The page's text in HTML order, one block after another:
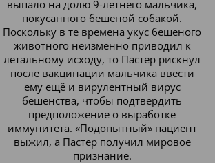
выпало на долю 9-летнего мальчика,
покусанного бешеной собакой.
Поскольку в те времена укус бешеного
животного неизменно приводил к
летальному исходу, то Пастер рискнул
после вакцинации мальчика ввести
ему ещё и вирулентный вирус
бешенства, чтобы подтвердить
предположение о выработке
иммунитета. «Подопытный» пациент
выжил, а Пастер получил мировое
признание.